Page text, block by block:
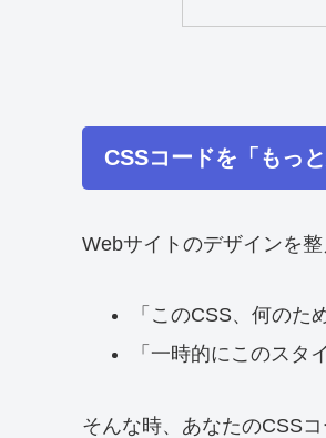
CSSコードを「もっ
Webサイトのデザインを
「このCSS、何のた
「一時的にこのスタ
そんな時、あなたのCSS